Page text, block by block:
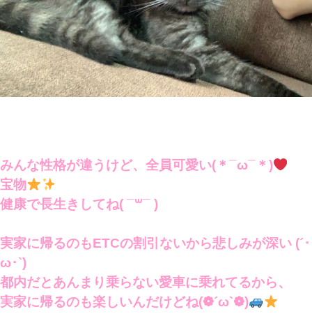
みんな性格が違うけど、全員可愛い(＊¯ω¯＊)
宝物
健康で長生きしてね( ¯꒳¯ )
実家に帰るのもETCの割引ないから悲しみが深い (´･
ω･`)
都内だとあんまり乗らない愛車に乗れてるから、
実家に帰るのも楽しいんだけどね(❁´ω`❁)